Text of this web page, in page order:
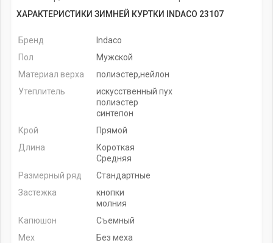
ХАРАКТЕРИСТИКИ ЗИМНЕЙ КУРТКИ INDACO 23107
Бренд
Indaco
Пол
Мужской
Материал верха
полиэстер,нейлон
Утеплитель
искусственный пух
полиэстер
синтепон
Крой
Прямой
Длина
Короткая
Средняя
Размерный ряд
Стандартные
Застежка
кнопки
молния
Капюшон
Съемный
Мех
Без меха